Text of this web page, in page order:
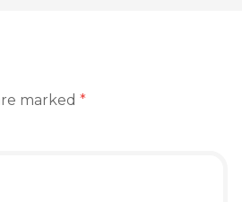
marked *